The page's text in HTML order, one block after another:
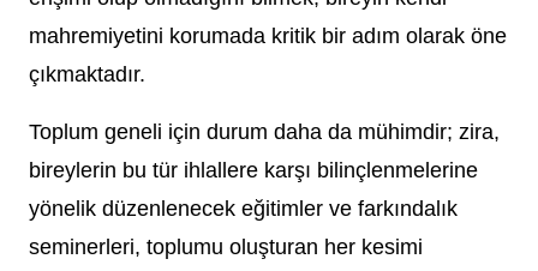
mahremiyetini korumada kritik bir adım olarak öne
çıkmaktadır.
Toplum geneli için durum daha da mühimdir; zira,
bireylerin bu tür ihlallere karşı bilinçlenmelerine
yönelik düzenlenecek eğitimler ve farkındalık
seminerleri, toplumu oluşturan her kesimi